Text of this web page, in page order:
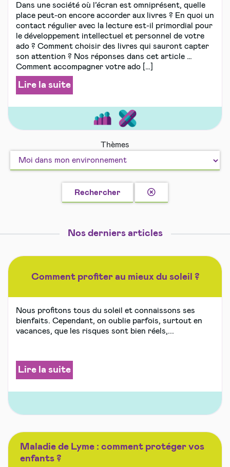
Dans une société où l’écran est omniprésent, quelle
place peut-on encore accorder aux livres ? En quoi un
contact régulier avec la lecture est-il primordial pour
le développement intellectuel et personnel de votre
ado ? Comment choisir des livres qui sauront capter
son attention ? Nos réponses dans cet article …
Comment accompagner votre ado […]
Lire la suite
vivre
ensemble
Loisirs
en
sécurité
Thèmes
Rechercher
Effacer
la
Nos derniers articles
Comment profiter au mieux du soleil ?
Nous profitons tous du soleil et connaissons ses
bienfaits. Cependant, on oublie parfois, surtout en
vacances, que les risques sont bien réels,...
Lire la suite
Maladie de Lyme : comment protéger vos
enfants ?